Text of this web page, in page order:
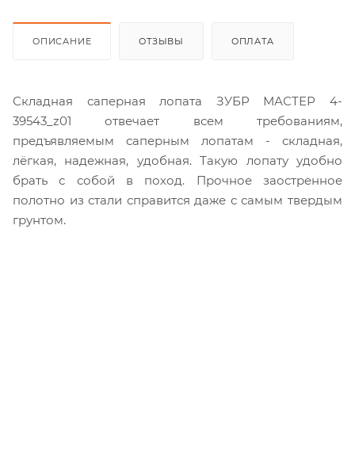
ОПИСАНИЕ ОТЗЫВЫ ОПЛАТА
Складная саперная лопата ЗУБР МАСТЕР 4-
39543_z01 отвечает всем требованиям,
предъявляемым саперным лопатам - складная,
лёгкая, надежная, удобная. Такую лопату удобно
брать с собой в поход. Прочное заостренное
полотно из стали справится даже с самым твердым
грунтом.